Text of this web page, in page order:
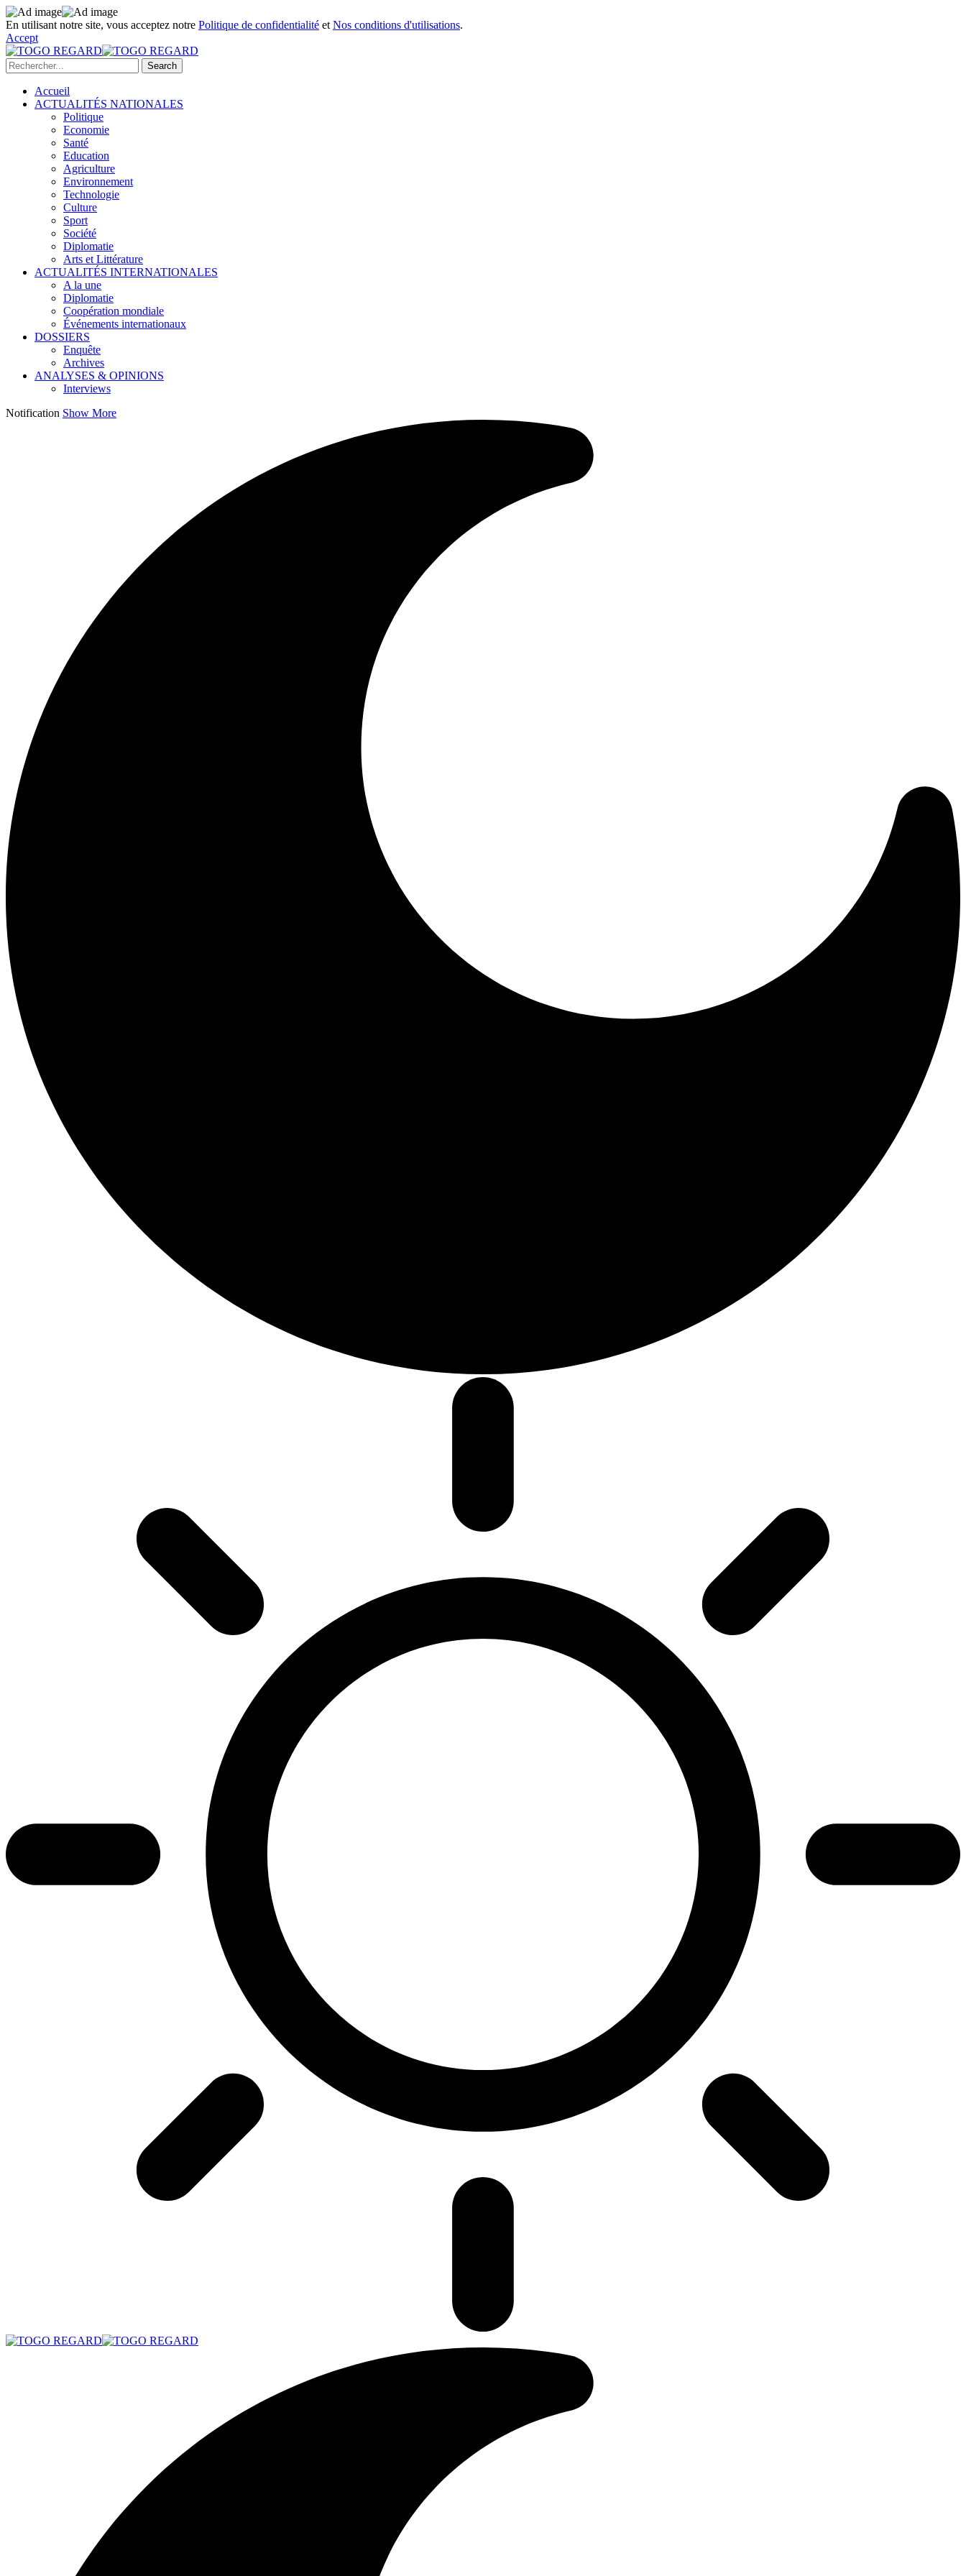
En utilisant notre site, vous acceptez notre Politique de confidentialité et Nos conditions d'utilisations.
Accept
Accueil
ACTUALITÉS NATIONALES
Politique
Economie
Santé
Education
Agriculture
Environnement
Technologie
Culture
Sport
Société
Diplomatie
Arts et Littérature
ACTUALITÉS INTERNATIONALES
A la une
Diplomatie
Coopération mondiale
Événements internationaux
DOSSIERS
Enquête
Archives
ANALYSES & OPINIONS
Interviews
Notification Show More